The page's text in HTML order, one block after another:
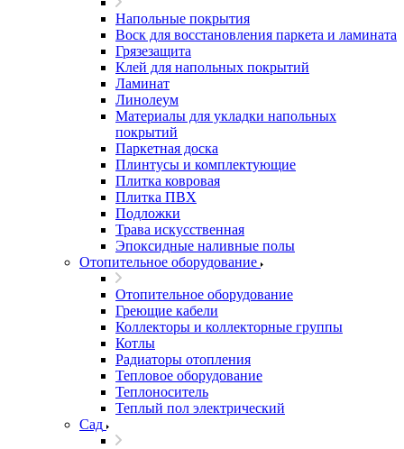
Напольные покрытия
Воск для восстановления паркета и ламината
Грязезащита
Клей для напольных покрытий
Ламинат
Линолеум
Материалы для укладки напольных
покрытий
Паркетная доска
Плинтусы и комплектующие
Плитка ковровая
Плитка ПВХ
Подложки
Трава искусственная
Эпоксидные наливные полы
Отопительное оборудование
Отопительное оборудование
Греющие кабели
Коллекторы и коллекторные группы
Котлы
Радиаторы отопления
Тепловое оборудование
Теплоноситель
Теплый пол электрический
Сад